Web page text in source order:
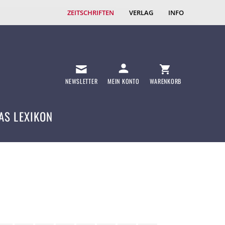
ZEITSCHRIFTEN VERLAG INFO
NEWSLETTER MEIN KONTO WARENKORB
LEXIKON